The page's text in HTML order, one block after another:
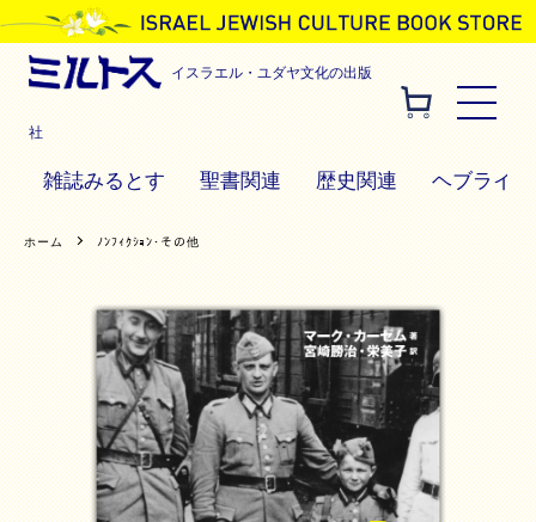
イスラエル・ユダヤ文化の出版
社
雑誌みるとす 聖書関連 歴史関連 ヘブライ
ホーム ﾉﾝﾌｨｸｼｮﾝ･その他